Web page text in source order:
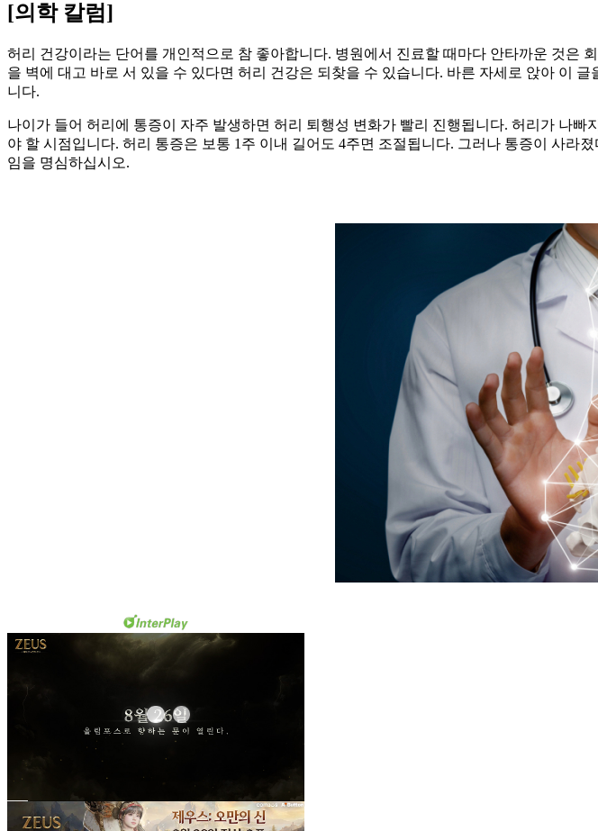
[의학 칼럼]
허리 건강이라는 단어를 개인적으로 참 좋아합니다. 병원에서 진료할 때마다 안타까운 것은
을 벽에 대고 바로 서 있을 수 있다면 허리 건강은 되찾을 수 있습니다. 바른 자세로 앉아 이
니다.
나이가 들어 허리에 통증이 자주 발생하면 허리 퇴행성 변화가 빨리 진행됩니다. 허리가 나
야 할 시점입니다. 허리 통증은 보통 1주 이내 길어도 4주면 조절됩니다. 그러나 통증이 사라
임을 명심하십시오.